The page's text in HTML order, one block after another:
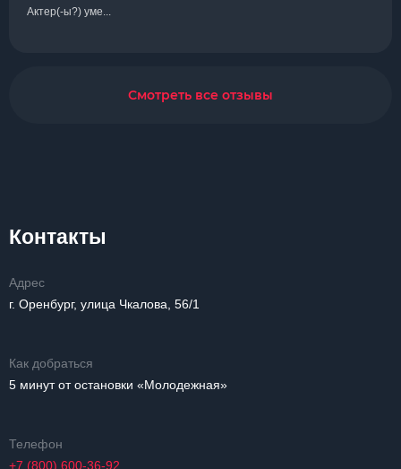
Актер(-ы?) уме...
Смотреть все отзывы
Контакты
Адрес
г. Оренбург, улица Чкалова, 56/1
Как добраться
5 минут от остановки «Молодежная»
Телефон
+7 (800) 600-36-92